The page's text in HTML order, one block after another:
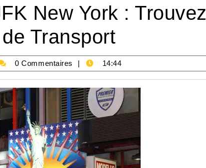
New York : Trouvez
Transport
0 Commentaires 14:44